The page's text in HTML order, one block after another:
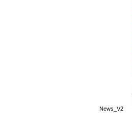
News_V2